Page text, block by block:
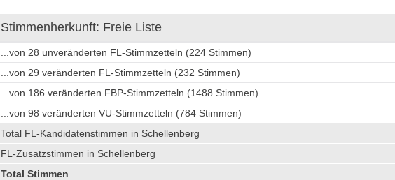
Stimmenherkunft: Freie Liste
...von 28 unveränderten FL-Stimmzetteln (224 Stimmen)
...von 29 veränderten FL-Stimmzetteln (232 Stimmen)
...von 186 veränderten FBP-Stimmzetteln (1488 Stimmen)
...von 98 veränderten VU-Stimmzetteln (784 Stimmen)
Total FL-Kandidatenstimmen in Schellenberg
FL-Zusatzstimmen in Schellenberg
Total Stimmen